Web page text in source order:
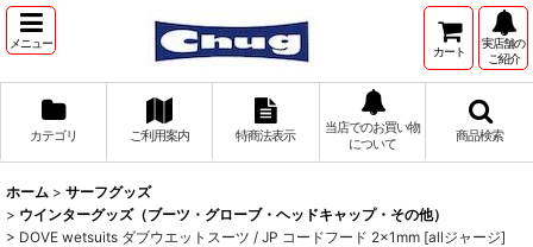
メニュー
カート
実店舗の
ご紹介
カテゴリ ご利用案内 特商法表示
当店でのお買い物
について
商品検索
ホーム > サーフグッズ
> ウインターグッズ（ブーツ・グローブ・ヘッドキャップ・その他）
> DOVE wetsuits ダブウエットスーツ / JP コードフード 2×1mm [allジャージ]